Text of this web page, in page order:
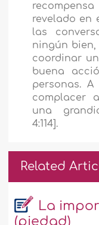
revelado en
las
ningún bien,
coordinar
buena
personas.
complacer
una
4:114].
Related
La
(piedad)